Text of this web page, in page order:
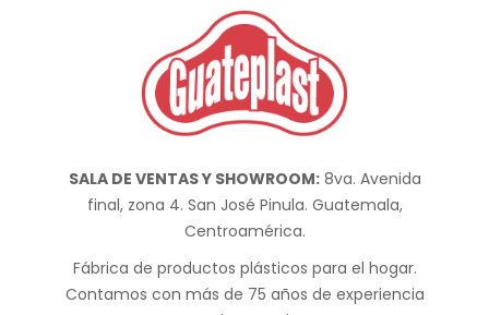
SALA DE VENTAS Y SHOWROOM:8va. Avenida
final, zona 4. San José Pinula. Guatemala,
Centroamérica.
Fábrica de productos plásticos para el hogar.
Contamos con más de 75 años de experiencia